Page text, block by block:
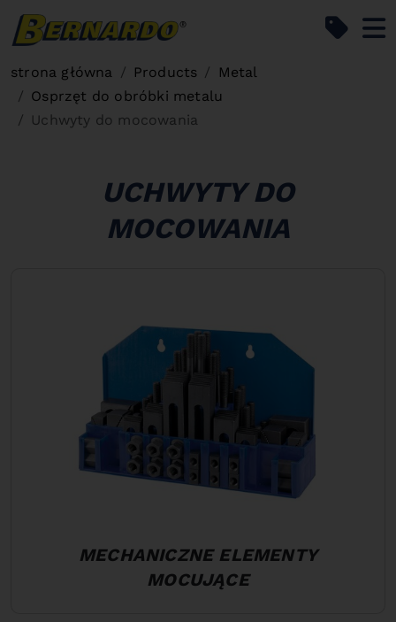
strona główna Products
Metal
Osprzęt do obróbki metalu
Uchwyty do mocowania
UCHWYTY DO
MOCOWANIA
MECHANICZNE ELEMENTY
MOCUJĄCE